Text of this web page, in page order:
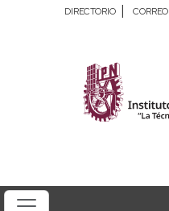
DIRECTORIO | CORREO